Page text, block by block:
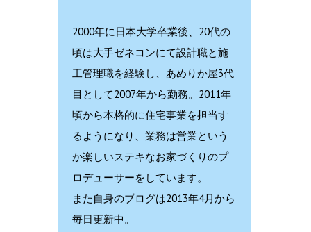
2000年に日本大学卒業後、20代の
頃は大手ゼネコンにて設計職と施
工管理職を経験し、あめりか屋3代
目として2007年から勤務。2011年
頃から本格的に住宅事業を担当す
るようになり、業務は営業という
か楽しいステキなお家づくりのプ
ロデューサーをしています。
また自身のブログは2013年4月から
毎日更新中。